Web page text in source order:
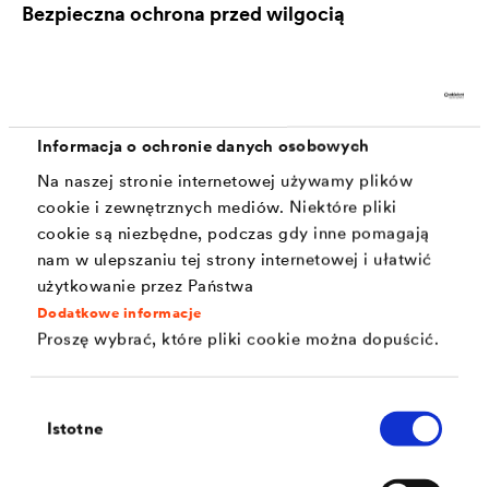
Informacja o ochronie danych osobowych
Na naszej stronie internetowej używamy plików
cookie i zewnętrznych mediów. Niektóre pliki
cookie są niezbędne, podczas gdy inne pomagają
nam w ulepszaniu tej strony internetowej i ułatwić
użytkowanie przez Państwa
Dodatkowe informacje
Proszę wybrać, które pliki cookie można dopuścić.
zgody
Istotne
Bezpieczna ochrona przed wilgocią
Od momentu otwarcia na początku kwietnia 2019 r. w
magazynie centralnym znalazło się wiele różnych
eksponatów muzealnych. Spektrum obejmuje zarówno
znaleziska archeologiczne i skamieniałości, jak i wysokiej
jakości meble, obrazy i rzeźby ze wszystkich epok oraz
okazy zwierząt z muzeum historii naturalnej.
Wszystkie eksponaty archiwalne mają jedną wspólną
powietrza. Z tego powodu hermetycznie zamknięty